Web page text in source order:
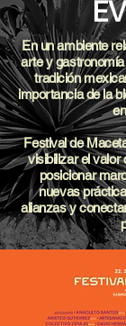
En un ambiente
arte y
tradición
importancia de la
Festival de
visibilizar el valor
posicionar
nuevas
alianzas y